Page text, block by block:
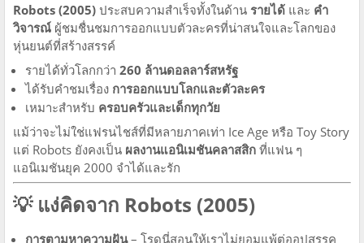
Robots (2005) ประสบความสำเร็จทั้งในด้าน รายได้ และ คำ
วิจารณ์ ผู้ชมชื่นชมการออกแบบตัวละครที่น่าสนใจและโลกของ
หุ่นยนต์ที่สร้างสรรค์
รายได้ทั่วโลกกว่า 260 ล้านดอลลาร์สหรัฐ
ได้รับคำชมเรื่อง การออกแบบโลกและตัวละคร
เหมาะสำหรับ ครอบครัวและเด็กทุกวัย
แม้ว่าจะไม่ใช่แฟรนไชส์ที่มีหลายภาคเท่า Ice Age หรือ Toy Story
แต่ Robots ยังคงเป็น ผลงานแอนิเมชันคลาสสิก ที่แฟน ๆ
แอนิเมชันยุค 2000 จำได้และรัก
💡 แง่คิดจาก Robots (2005)
การตามหาความฝัน– โรดนี่สอนให้เราไม่ยอมแพ้ต่ออุปสรรค